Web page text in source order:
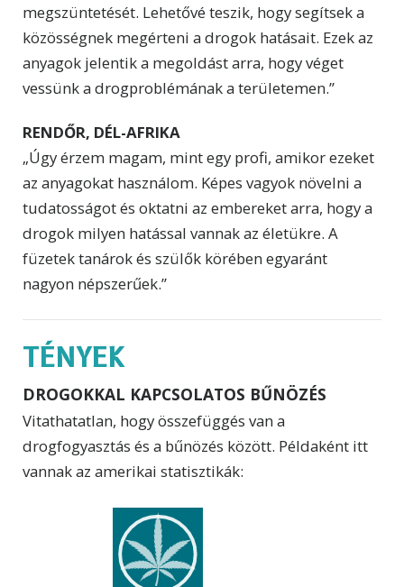
megszüntetését. Lehetővé teszik, hogy segítsek a
közösségnek megérteni a drogok hatásait. Ezek az
anyagok jelentik a megoldást arra, hogy véget
vessünk a drogproblémának a területemen.”
RENDŐR, DÉL-AFRIKA
„Úgy érzem magam, mint egy profi, amikor ezeket
az anyagokat használom. Képes vagyok növelni a
tudatosságot és oktatni az embereket arra, hogy a
drogok milyen hatással vannak az életükre. A
füzetek tanárok és szülők körében egyaránt
nagyon népszerűek.”
TÉNYEK
DROGOKKAL KAPCSOLATOS BŰNÖZÉS
Vitathatatlan, hogy összefüggés van a
drogfogyasztás és a bűnözés között. Példaként itt
vannak az amerikai statisztikák: